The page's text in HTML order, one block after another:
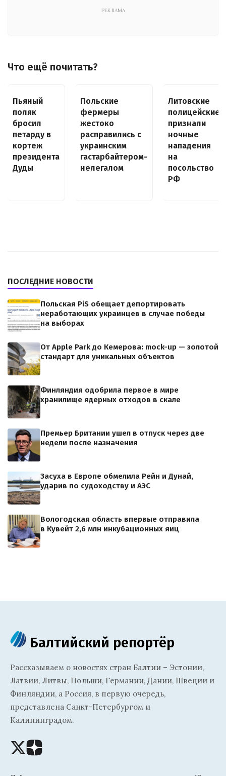
РЕКЛАМА
Что ещё почитать?
Пьяный
поляк
бросил
петарду в
кортеж
президента
Дуды
Польские
фермеры
жестоко
расправились с
украинским
гастарбайтером-
нелегалом
Литовские
полицейские
признали
ночные
нападения
на
посольство
РФ
ПОСЛЕДНИЕ НОВОСТИ
Польская PiS обещает депортировать
неработающих украинцев в случае победы
на выборах
От Apple Park до Кемерова: mock-up — золотой
стандарт для уникальных объектов
Финляндия одобрила первое в мире
хранилище ядерных отходов в скале
Премьер Британии ушел в отпуск через две
недели после назначения
Засуха в Европе обмелила Рейн и Дунай,
ударив по судоходству и АЭС
Вологодская область впервые отправила
в Кувейт 2,6 млн инкубационных яиц
Балтийский репортёр
Рассказываем о новостях стран Балтии – Эстонии,
Латвии, Литвы, Польши, Германии, Дании, Швеции и
Финляндии, а Россия, в первую очередь,
представлена Санкт-Петербургом и
Калининградом.